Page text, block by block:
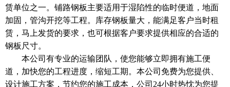
赁单位之一。铺路钢板主要适用于湿陷性的临时便道，地面
加固，管沟开挖等工程。库存钢板量大，能满足客户当时租
赁，马上发货的要求，也可根据客户要求提供相应的合适的
钢板尺寸。
本公司有专业的运输团队，使您能够立即拥有施工便
道，加快您的工程进度，缩短工期。本公司免费为您提供、
设计施工方案，节约您的施工成本，公司24小时热忱为您提